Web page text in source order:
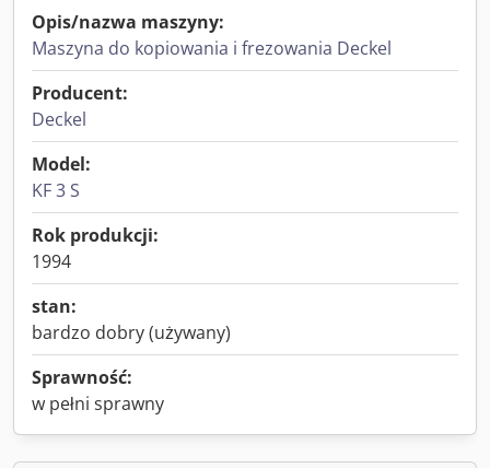
Opis/nazwa maszyny:
Maszyna do kopiowania i frezowania Deckel
Producent:
Deckel
Model:
KF 3 S
Rok produkcji:
1994
stan:
bardzo dobry (używany)
Sprawność:
w pełni sprawny